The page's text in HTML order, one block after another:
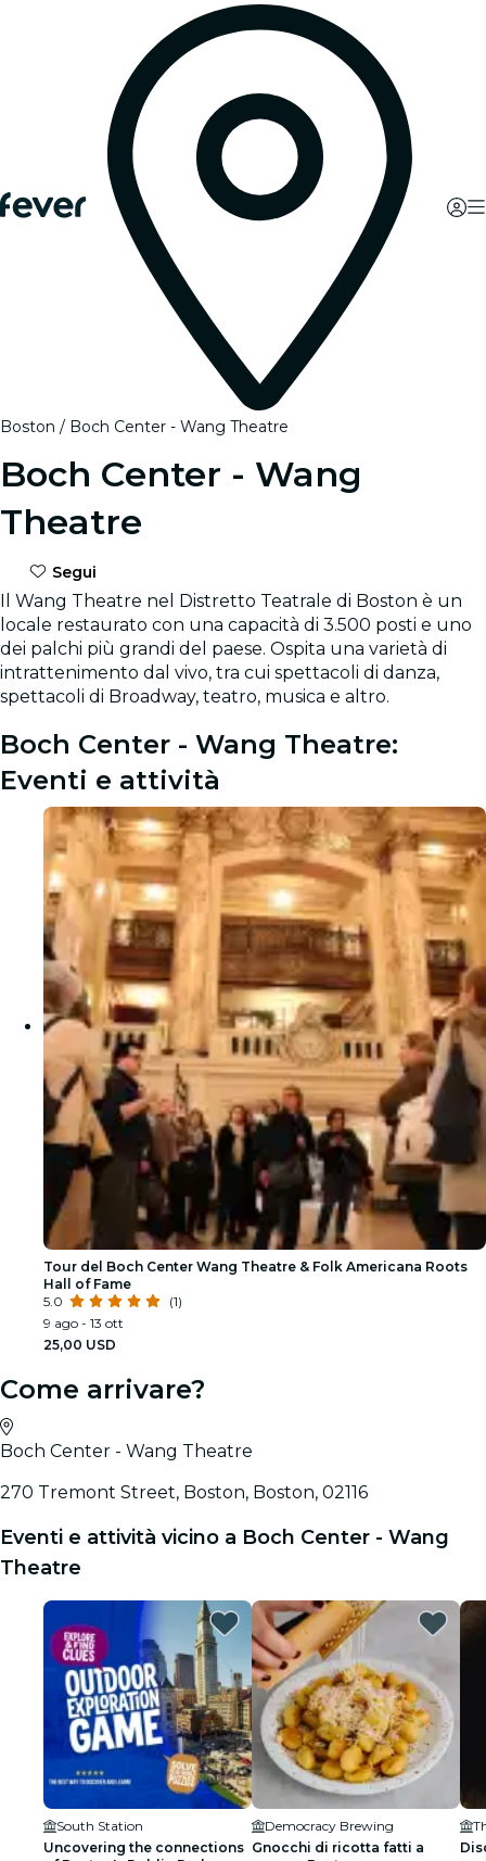
Boston Boch Center - Wang Theatre
Boch Center - Wang
Theatre
Segui
Il Wang Theatre nel Distretto Teatrale di Boston è un
locale restaurato con una capacità di 3.500 posti e uno
dei palchi più grandi del paese. Ospita una varietà di
intrattenimento dal vivo, tra cui spettacoli di danza,
spettacoli di Broadway, teatro, musica e altro.
Boch Center - Wang Theatre:
Eventi e attività
Tour del Boch Center Wang Theatre & Folk Americana Roots
Hall of Fame
5.0
(1)
9 ago - 13 ott
25,00 USD
Come arrivare?
Boch Center - Wang Theatre
270 Tremont Street, Boston, Boston, 02116
Eventi e attività vicino a Boch Center - Wang
Theatre
South Station
Uncovering the connections
Democracy Brewing
Gnocchi di ricotta fatti a